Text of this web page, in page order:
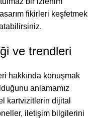
fikirleri keşfetmek
ve trendleri
hakkında konuşmak
anlamamız
kartvizitlerin dijital
iletişim bilgilerini